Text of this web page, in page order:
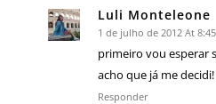
Luli Monteleone
1 de julho de 2012 At
primeiro vou esperar
acho que já me decidi!
Responder